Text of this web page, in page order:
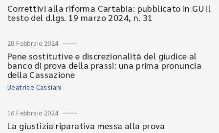
Correttivi alla riforma Cartabia: pubblicato in GU il
testo del d.lgs. 19 marzo 2024, n. 31
28 Febbraio 2024
Pene sostitutive e discrezionalità del giudice al
banco di prova della prassi: una prima pronuncia
della Cassazione
Beatrice Cassiani
16 Febbraio 2024
La giustizia riparativa messa alla prova